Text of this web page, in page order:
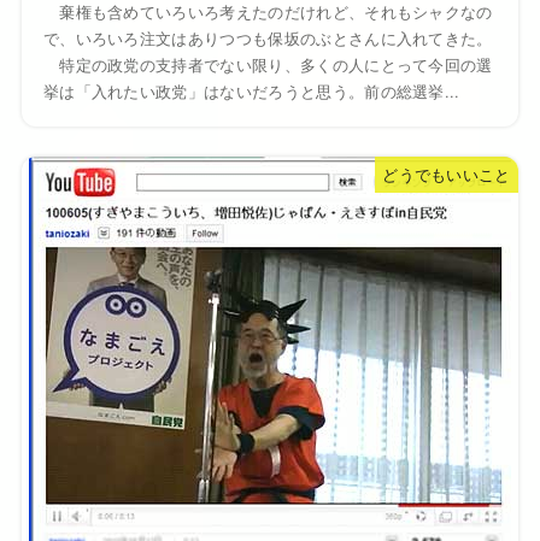
棄権も含めていろいろ考えたのだけれど、それもシャクなの
で、いろいろ注文はありつつも保坂のぶとさんに入れてきた。
特定の政党の支持者でない限り、多くの人にとって今回の選
挙は「入れたい政党」はないだろうと思う。前の総選挙...
どうでもいいこと